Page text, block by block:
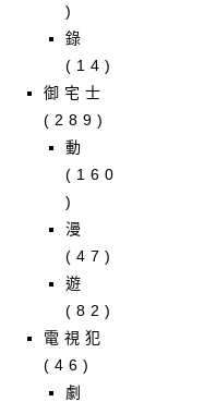
)
錄
(14)
御宅士
(289)
動
(160
)
漫
(47)
遊
(82)
電視犯
(46)
劇